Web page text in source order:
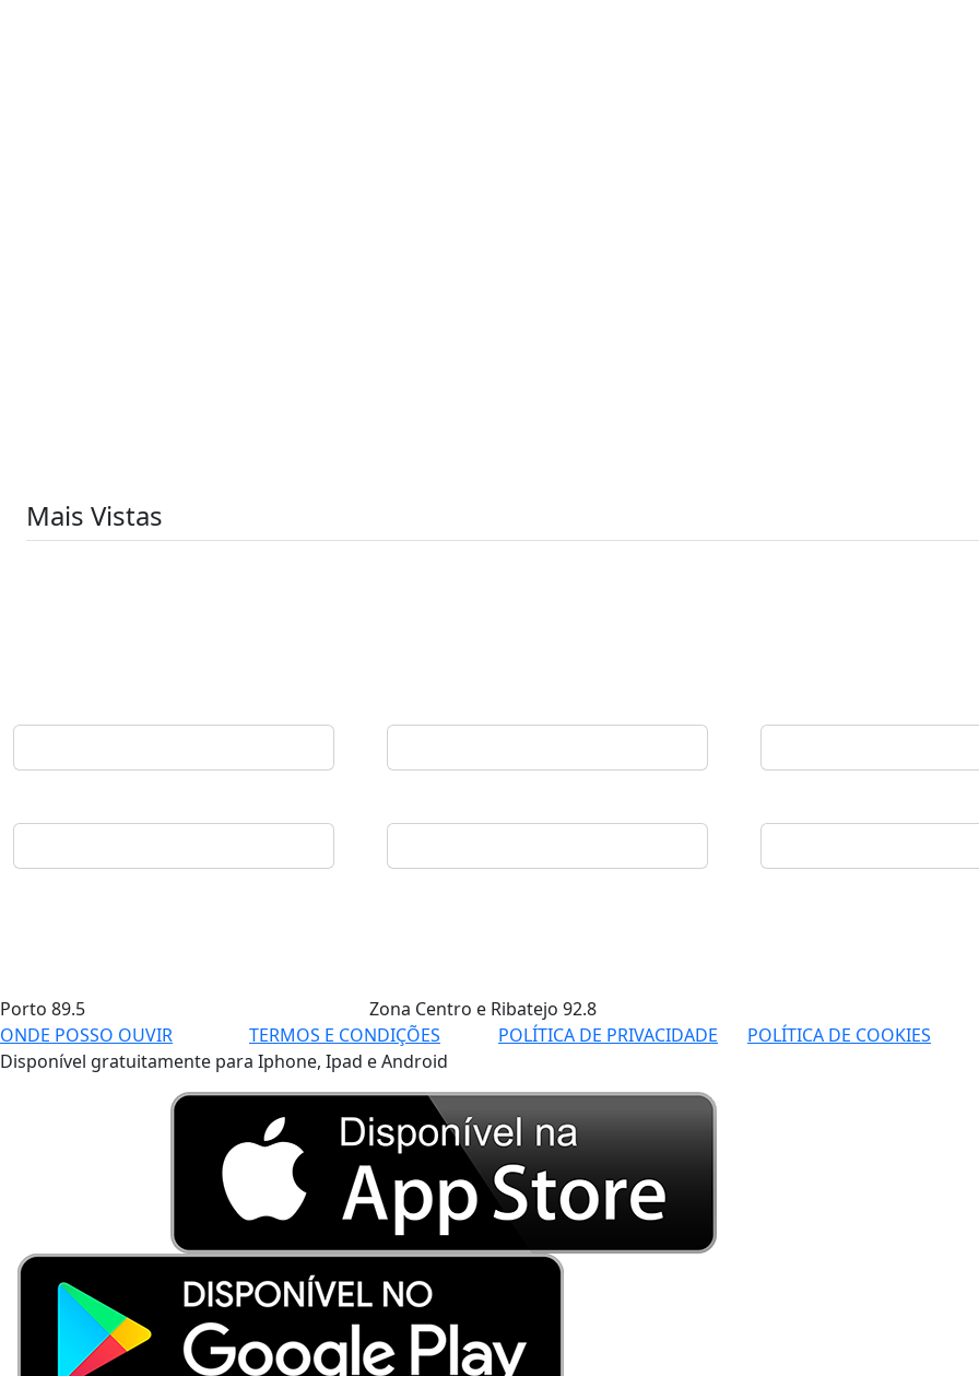
Mais Vistas
Porto 89.5 Zona Centro e Ribatejo 92.8
ONDE POSSO OUVIR
TERMOS E CONDIÇÕES POLÍTICA DE PRIVACIDADE POLÍTICA DE COOKIES
Disponível gratuitamente para Iphone, Ipad e Android